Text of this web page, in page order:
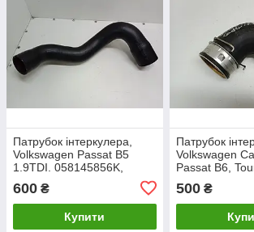
Патрубок інтеркулера,
Volkswagen Passat B5
1.9TDI. 058145856K,
600 ₴
Купити
Патрубок
Volkswagen
Passat B6,
500₴